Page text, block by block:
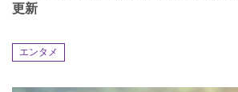
更新
エンタメ